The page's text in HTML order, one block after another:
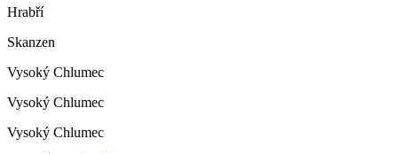
Hrabří
Skanzen
Vysoký Chlumec
Vysoký Chlumec
Vysoký Chlumec